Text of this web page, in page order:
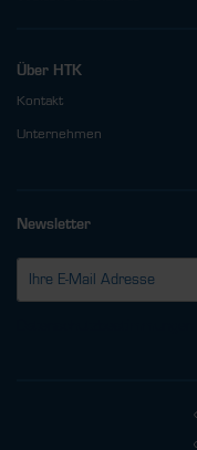
Über HTK
Kontakt
Unternehmen
Newsletter